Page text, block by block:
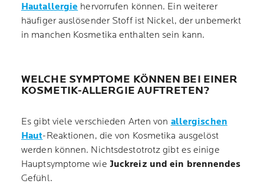
Hautallergie hervorrufen können. Ein weiterer
häufiger auslösender Stoff ist Nickel, der unbemerkt
in manchen Kosmetika enthalten sein kann.
WELCHE SYMPTOME KÖNNEN BEI EINER
KOSMETIK-ALLERGIE AUFTRETEN?
Es gibt viele verschieden Arten von allergischen
Haut-Reaktionen, die von Kosmetika ausgelöst
werden können. Nichtsdestotrotz gibt es einige
Hauptsymptome wie Juckreiz und ein brennendes
Gefühl.